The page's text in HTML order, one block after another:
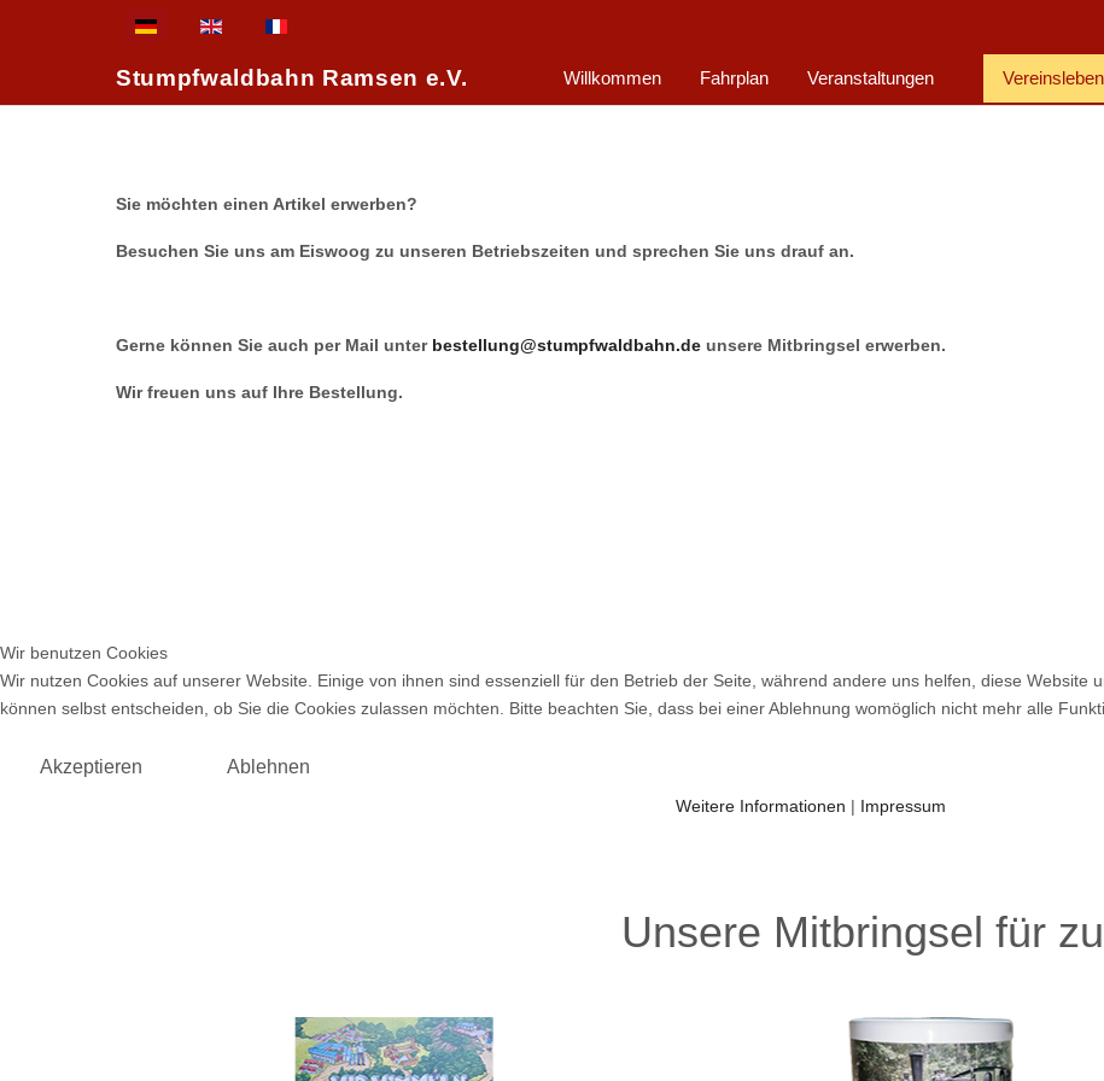
Sprache auswählen
Stumpfwaldbahn Ramsen e.V. Willkommen Fahrplan Veranstaltungen Vereinsleben
Sie möchten einen Artikel erwerben?
Besuchen Sie uns am Eiswoog zu unseren Betriebszeiten und sprechen Sie uns drauf an.
Gerne können Sie auch per Mail unter bestellung@stumpfwaldbahn.de unsere Mitbringsel erwerben.
Wir freuen uns auf Ihre Bestellung.
Unsere Mitbringsel für
Wir benutzen Cookies
Wir nutzen Cookies auf unserer Website. Einige von ihnen sind essenziell für den Betrieb der Seite, während andere uns helfen, diese Website
können selbst entscheiden, ob Sie die Cookies zulassen möchten. Bitte beachten Sie, dass bei einer Ablehnung womöglich nicht mehr alle
Akzeptieren Ablehnen
Weitere Informationen | Impressum